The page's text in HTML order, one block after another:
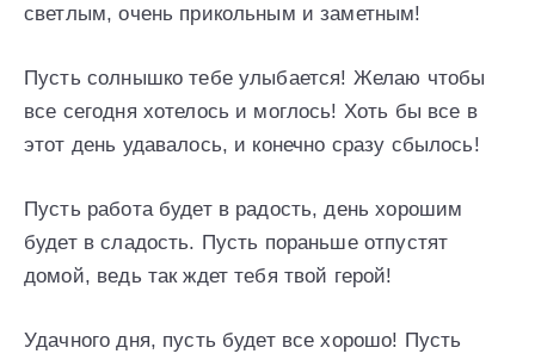
светлым, очень прикольным и заметным!
Пусть солнышко тебе улыбается! Желаю чтобы
все сегодня хотелось и моглось! Хоть бы все в
этот день удавалось, и конечно сразу сбылось!
Пусть работа будет в радость, день хорошим
будет в сладость. Пусть пораньше отпустят
домой, ведь так ждет тебя твой герой!
Удачного дня, пусть будет все хорошо! Пусть